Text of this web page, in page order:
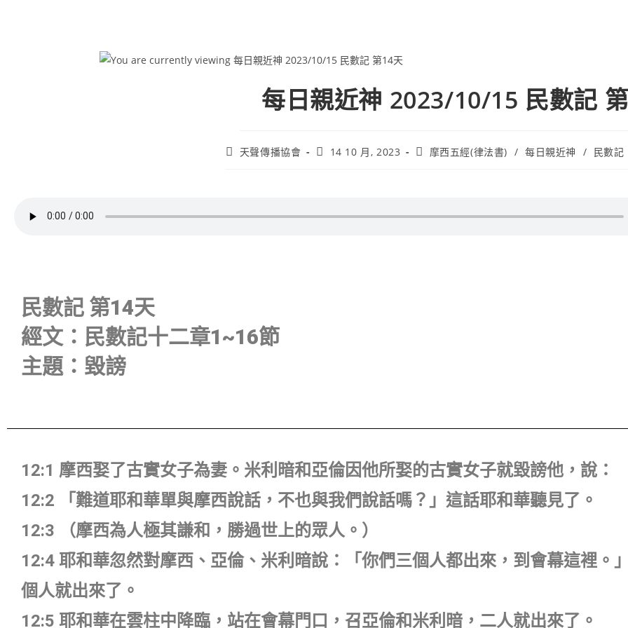
每日親近神 2023/10/15 民數記
天聲傳播協會 14 10 月, 2023 摩西五經(律法書) / 每日親近神 / 民數記
民數記 第14天
經文：民數記十二章1~16節
主題：毀謗
12:1 摩西娶了古實女子為妻。米利暗和亞倫因他所娶的古實女子就毀謗他，說：
12:2 「難道耶和華單與摩西說話，不也與我們說話嗎？」這話耶和華聽見了。
12:3 （摩西為人極其謙和，勝過世上的眾人。）
12:4 耶和華忽然對摩西、亞倫、米利暗說：「你們三個人都出來，到會幕這裡。
個人就出來了。
12:5 耶和華在雲柱中降臨，站在會幕門口，召亞倫和米利暗，二人就出來了。